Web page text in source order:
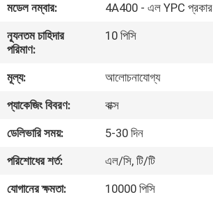
কারখানা
ভ্রমণ
মান
নিয়ন্ত্রণ
যোগাযোগ
করুন
মডেল নম্বার:
4A400 - এল YPC প্রকার
ন্যূনতম চাহিদার
পরিমাণ:
10 পিসি
মূল্য:
আলোচনাযোগ্য
প্যাকেজিং বিবরণ:
বাক্স
ডেলিভারি সময়:
5-30 দিন
পরিশোধের শর্ত:
এল/সি, টি/টি
যোগানের ক্ষমতা:
10000 পিসি